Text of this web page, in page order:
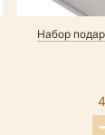
Набор